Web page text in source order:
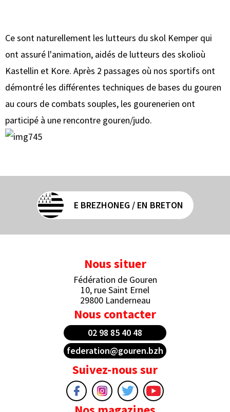
Ce sont naturellement les lutteurs du skol Kemper qui
ont assuré l'animation, aidés de lutteurs des skolioù
Kastellin et Kore. Après 2 passages où nos sportifs ont
démontré les différentes techniques de bases du gouren
au cours de combats souples, les gourenerien ont
participé à une rencontre gouren/judo.
E BREZHONEG / EN BRETON
Nous situer
Fédération de Gouren
10, rue Saint Ernel
29800 Landerneau
Nous contacter
02 98 85 40 48
federation@gouren.bzh
Suivez-nous sur